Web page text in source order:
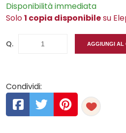
Disponibilità immediata
Solo1 copia disponibilesu
Q. AGGIUNGI AL
Condividi: